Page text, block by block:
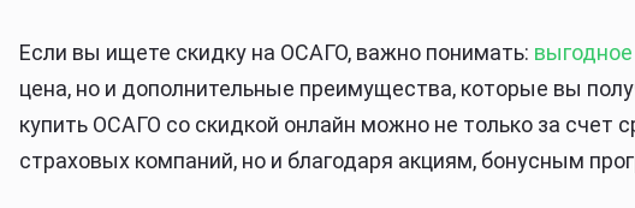
Если вы ищете скидку на ОСАГО, важно понимать:
цена, но и дополнительные преимущества, которые вы
купить ОСАГО со скидкой онлайн можно не только за счет
страховых компаний, но и благодаря акциям, бонусным